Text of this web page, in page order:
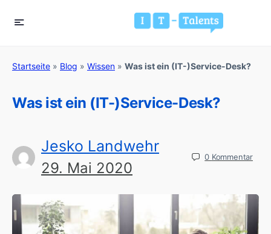
Startseite » Blog » Wissen » Was ist ein (IT-)Service-Desk?
Was ist ein (IT-)Service-Desk?
Jesko Landwehr
29. Mai 2020
0 Kommentar